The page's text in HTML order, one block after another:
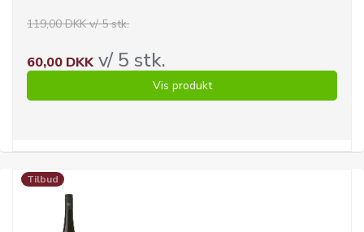
119,00 DKK v/ 5 stk.
60,00 DKKv/ 5 stk.
Vis produkt
Tilbud